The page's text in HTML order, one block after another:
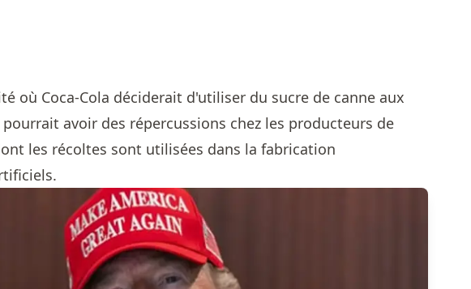
où Coca-Cola déciderait d'utiliser du sucre de canne aux
pourrait avoir des répercussions chez les producteurs de
les récoltes sont utilisées dans la fabrication